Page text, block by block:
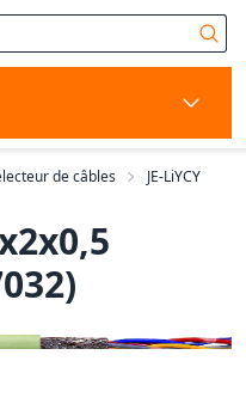
de câbles JE-LiYCY